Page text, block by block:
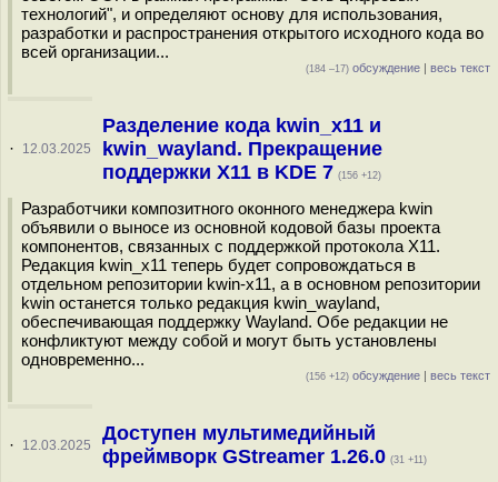
технологий", и определяют основу для использования,
разработки и распространения открытого исходного кода во
всей организации...
(184 –17) обсуждение | весь текст
· 12.03.2025
Разделение кода kwin_x11 и
kwin_wayland. Прекращение
поддержки X11 в KDE 7 (156 +12)
Разработчики композитного оконного менеджера kwin
объявили о выносе из основной кодовой базы проекта
компонентов, связанных с поддержкой протокола X11.
Редакция kwin_x11 теперь будет сопровождаться в
отдельном репозитории kwin-x11, а в основном репозитории
kwin останется только редакция kwin_wayland,
обеспечивающая поддержку Wayland. Обе редакции не
конфликтуют между собой и могут быть установлены
одновременно...
(156 +12) обсуждение | весь текст
· 12.03.2025
Доступен мультимедийный
фреймворк GStreamer 1.26.0 (31 +11)